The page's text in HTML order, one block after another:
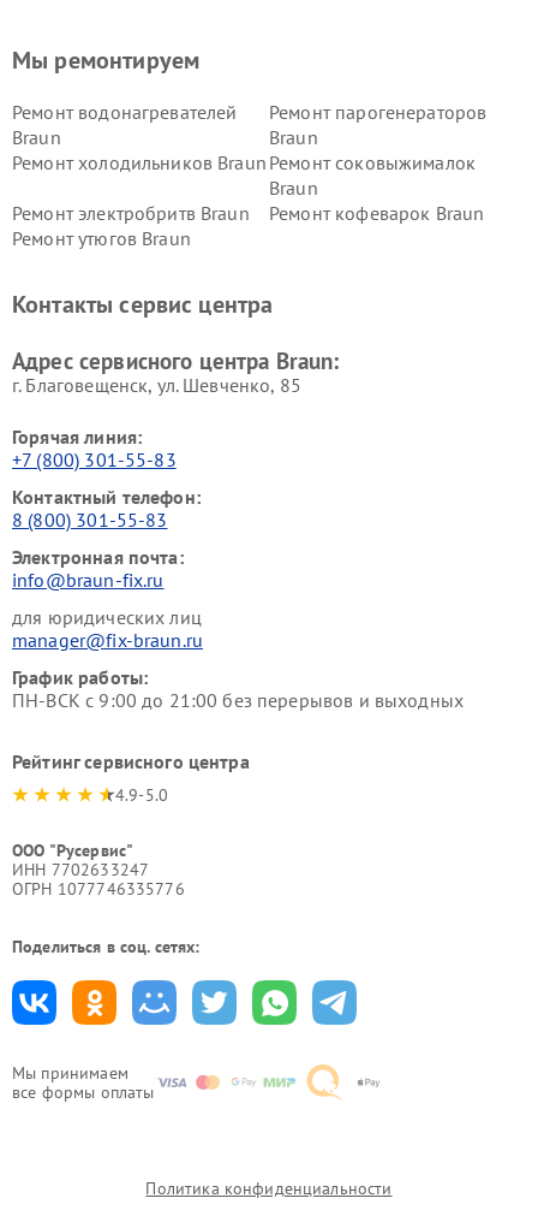
Мы принимаем
все формы оплаты
Мы ремонтируем
Ремонт водонагревателей
Braun
Ремонт парогенераторов
Braun
Ремонт холодильников Braun Ремонт соковыжималок
Braun
Ремонт электробритв Braun
Ремонт кофеварок Braun
Ремонт утюгов Braun
Контакты сервис центра
Адрес сервисного центра Braun:
г. Благовещенск, ул. Шевченко, 85
Горячая линия:
+7 (800) 301-55-83
Контактный телефон:
8 (800) 301-55-83
Электронная почта:
info@braun-fix.ru
для юридических лиц
manager@fix-braun.ru
График работы:
ПН-ВСК с 9:00 до 21:00 без перерывов и выходных
Рейтинг сервисного центра
4.9-5.0
ООО "Русервис"
ИНН 7702633247
ОГРН 1077746335776
Поделиться в соц. сетях:
Политика конфиденциальности